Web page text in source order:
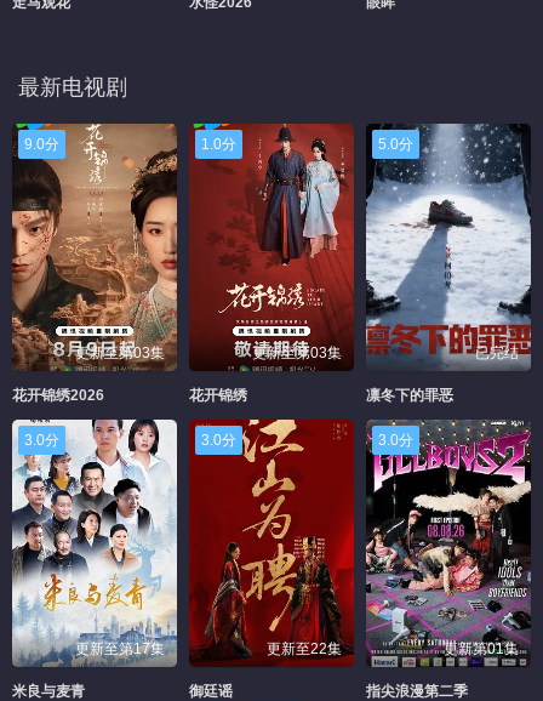
最新电视剧
9.0分
更新至第03集
花开锦绣2026
1.0分
更新至第03集
花开锦绣
5.0分
已完结
凛冬下的罪恶
3.0分
更新至第17集
米良与麦青
3.0分
更新至22集
御廷谣
3.0分
更新第01集
指尖浪漫第二季